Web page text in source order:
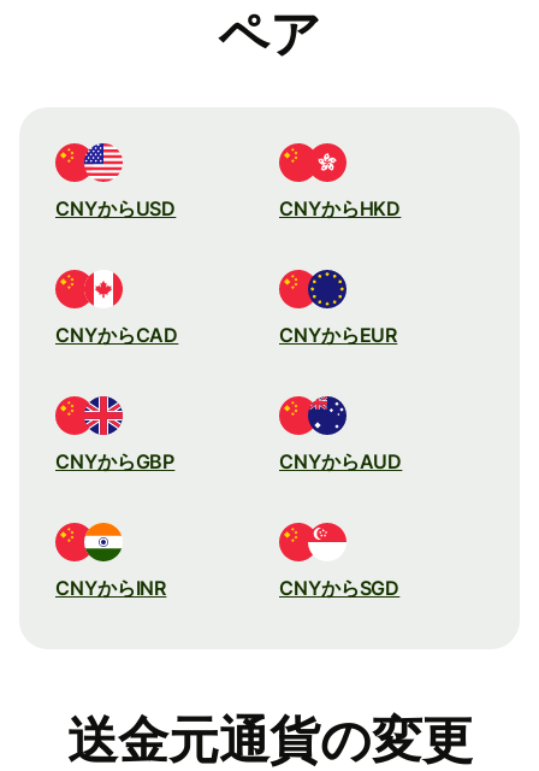
ペア
CNYからUSD CNYからHKD
CNYからCAD CNYからEUR
CNYからGBP CNYからAUD
CNYからINR CNYからSGD
送金元通貨の変更